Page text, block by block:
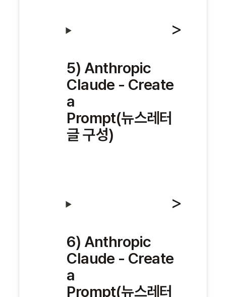
5) Anthropic
Claude - Create
a
Prompt(뉴스레터
글 구성)
6) Anthropic
Claude - Create
a
Prompt(뉴스레터